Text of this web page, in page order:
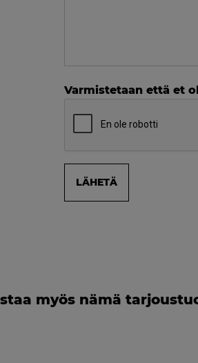
Varmistetaan että et
myös nämä